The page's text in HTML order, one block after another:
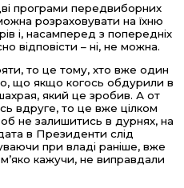
програми передвиборних
розраховувати на їхню
і, насамперед з попередніх
відповісти – ні, не можна.
то це тому, хто вже один
що якщо когось обдурили в
який це зробив. А от
вдруге, то це вже цілком
не залишитись в дурнях, на
в Президенти слід
при владі раніше, вже
кажучи, не виправдали